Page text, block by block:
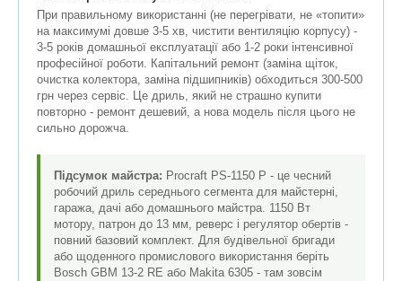
При правильному використанні (не перегрівати, не «топити»
на максимумі довше 3-5 хв, чистити вентиляцію корпусу) -
3-5 років домашньої експлуатації або 1-2 роки інтенсивної
професійної роботи. Капітальний ремонт (заміна щіток,
очистка колектора, заміна підшипників) обходиться 300-500
грн через сервіс. Це дриль, який не страшно купити
повторно - ремонт дешевий, а нова модель після цього не
сильно дорожча.
Підсумок майстра: Procraft PS-1150 P - це чесний
робочий дриль середнього сегмента для майстерні,
гаража, дачі або домашнього майстра. 1150 Вт
мотору, патрон до 13 мм, реверс і регулятор обертів -
повний базовий комплект. Для будівельної бригади
або щоденного промислового використання беріть
Bosch GBM 13-2 RE або Makita 6305 - там зовсім